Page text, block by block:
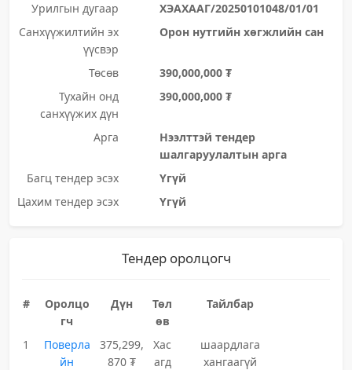
Урилгын дугаар
ХЭАХААГ/20250101048/01/01
Санхүүжилтийн эх
үүсвэр
Орон нутгийн хөгжлийн сан
Төсөв
390,000,000 ₮
Тухайн онд
санхүүжих дүн
390,000,000 ₮
Арга
Нээлттэй тендер
шалгаруулалтын арга
Багц тендер эсэх
Үгүй
Цахим тендер эсэх
Үгүй
Тендер оролцогч
#
Оролцо
гч
Дүн
Төл
өв
Тайлбар
1
Поверла
йн
375,299,
870 ₮
Хас
агд
шаардлага
хангаагүй